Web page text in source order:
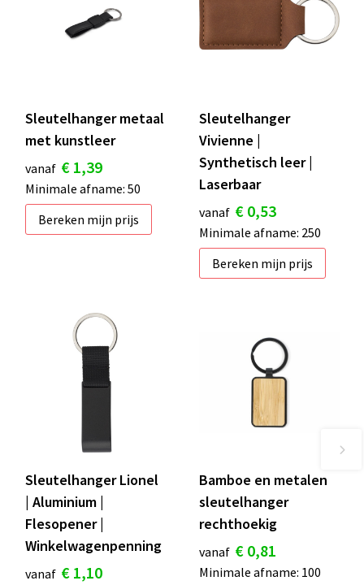
Sleutelhanger metaal
met kunstleer
vanaf € 1,39
Minimale afname: 50
Bereken mijn prijs
Sleutelhanger
Vivienne |
Synthetisch leer |
Laserbaar
vanaf € 0,53
Minimale afname: 250
Bereken mijn prijs
Sleutelhanger Lionel
| Aluminium |
Flesopener |
Winkelwagenpenning
vanaf € 1,10
Bamboe en metalen
sleutelhanger
rechthoekig
vanaf € 0,81
Minimale afname: 100